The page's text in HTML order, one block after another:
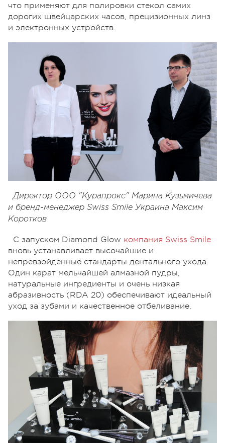
что применяют для полировки стекол самих
дорогих швейцарских часов, прецизионных линз
и электронных устройств.
Директор ООО "Курапрокс" Марина Кузьмичева
и бренд-менеджер Swiss Smile Украина Максим
Коротков
С запуском Diаmопd Glow компания Swiss Smile
вновь устанавливает высочайшие и
непревзойденные стандарты дентального ухода.
Один карат мельчайшей алмазной пудры,
натуральные ингредиенты и очень низкая
абразивность (RDA 20) обеспечивают идеальный
уход за зубами и качественное отбеливание.